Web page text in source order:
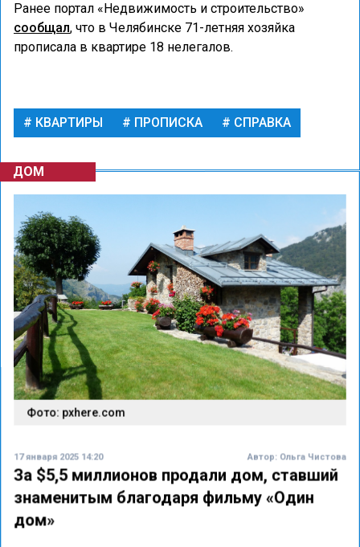
Ранее портал «Недвижимость и строительство»
сообщал, что в Челябинске 71-летняя хозяйка
прописала в квартире 18 нелегалов.
КВАРТИРЫ ПРОПИСКА СПРАВКА
ДОМ
Фото: pxhere.com
17 января 2025 14:20 Автор: Ольга Чистова
За $5,5 миллионов продали дом, ставший
знаменитым благодаря фильму «Один
дом»